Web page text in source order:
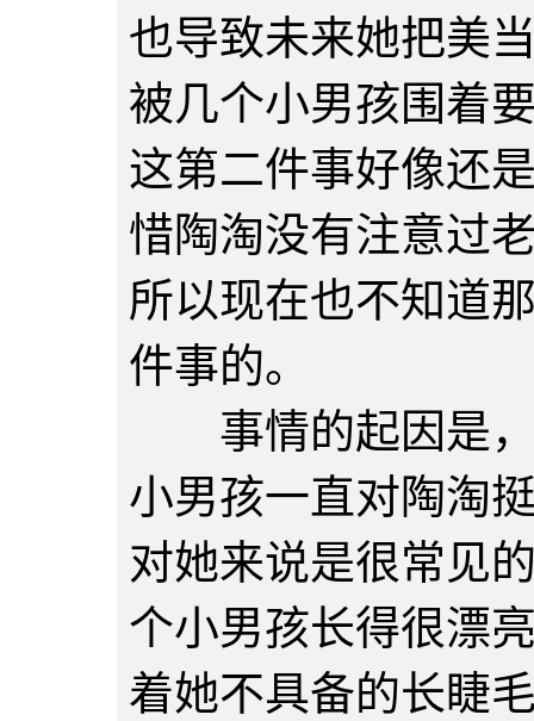
也导致未来她把美
被几个小男孩围着
这第二件事好像还
惜陶淘没有注意过
所以现在也不知道
件事的。
事情的起因是，
小男孩一直对陶淘
对她来说是很常见
个小男孩长得很漂
着她不具备的长睫